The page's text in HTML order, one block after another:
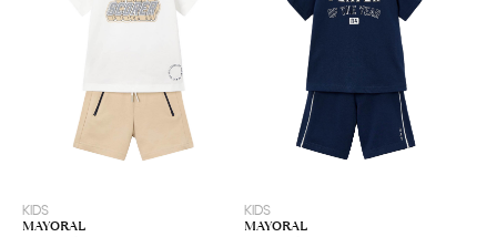
KIDS
MAYORAL
KIDS
MAYORAL